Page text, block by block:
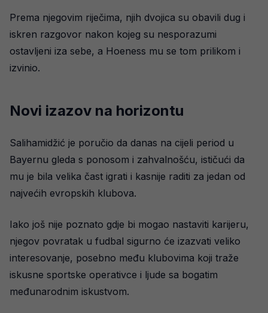
Prema njegovim riječima, njih dvojica su obavili dug i
iskren razgovor nakon kojeg su nesporazumi
ostavljeni iza sebe, a Hoeness mu se tom prilikom i
izvinio.
Novi izazov na horizontu
Salihamidžić je poručio da danas na cijeli period u
Bayernu gleda s ponosom i zahvalnošću, ističući da
mu je bila velika čast igrati i kasnije raditi za jedan od
najvećih evropskih klubova.
Iako još nije poznato gdje bi mogao nastaviti karijeru,
njegov povratak u fudbal sigurno će izazvati veliko
interesovanje, posebno među klubovima koji traže
iskusne sportske operativce i ljude sa bogatim
međunarodnim iskustvom.